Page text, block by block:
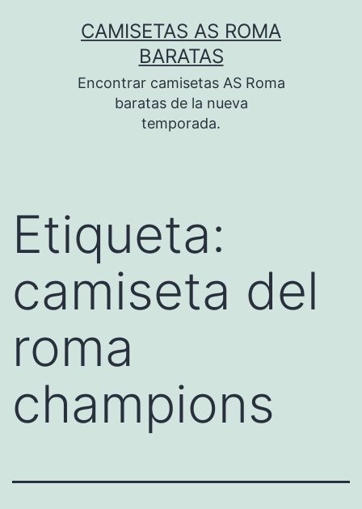
CAMISETAS AS ROMA
BARATAS
Encontrar camisetas AS Roma
baratas de la nueva
temporada.
Etiqueta:
camiseta del
roma
champions